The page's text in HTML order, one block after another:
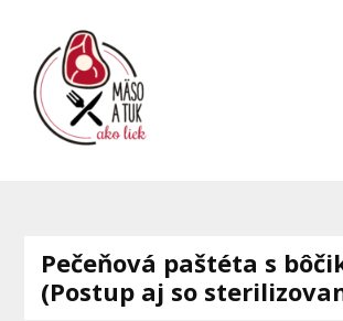
Pečeňová paštéta s
(Postup aj so